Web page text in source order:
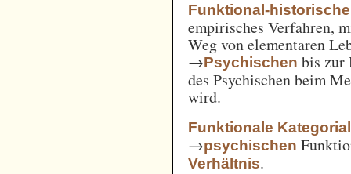
Funktional-
empirisches Verfahren,
Weg von elementaren
→Psychischen bis zur
des Psychischen beim
wird.
Funktionale
→psychischen
Verhältnis.